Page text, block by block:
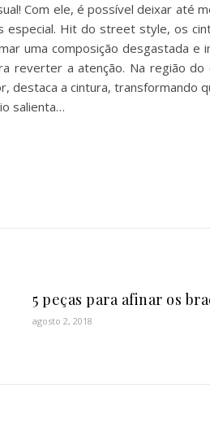
Com ele, é possível deixar até
especial. Hit do street style, os
uma composição desgastada e
reverter a atenção. Na região do
destaca a cintura, transformando
salienta…
5 peças para afinar os
agosto 2, 2018